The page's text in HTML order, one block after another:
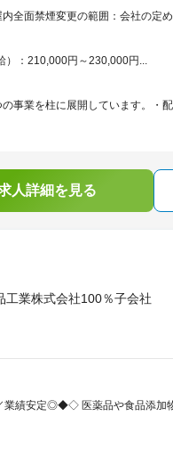
全面禁煙変更の範囲：会社の定
）：210,000円～230,000円...
事業を柱に展開しています。・
人詳細を見る
工業株式会社100％子会社
業績安定◎◆◇ 医薬品や食品添加